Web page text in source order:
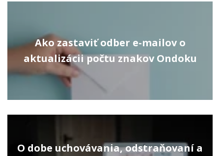
Ako zastaviť odber e-mailov o
aktualizácii počtu znakov Ondoku
O dobe uchovávania, odstraňovaní a